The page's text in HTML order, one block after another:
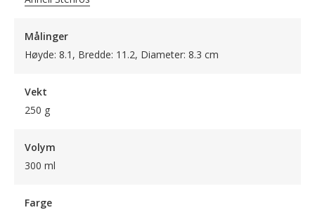
Målinger
Høyde: 8.1, Bredde: 11.2, Diameter: 8.3 cm
Vekt
250 g
Volym
300 ml
Farge